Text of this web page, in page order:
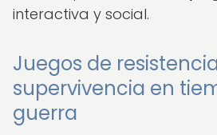
interactiva y social.
Juegos de
supervivencia en
guerra